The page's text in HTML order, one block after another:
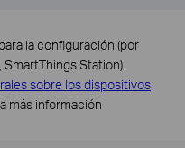
la configuración (por
Station).
sobre los dispositivos
más información